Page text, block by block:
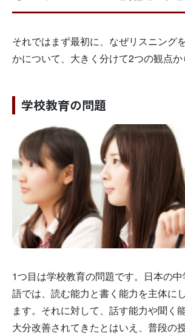
それではまず最初に、なぜリスニング
かについて、大きく分けて2つの観点か
学校教育の問題
1つ目は学校教育の問題です。日本の
語では、読む能力と書く能力を主体に
ます。それに対して、話す能力や聞く
大分改善されてきたとはいえ、普段の